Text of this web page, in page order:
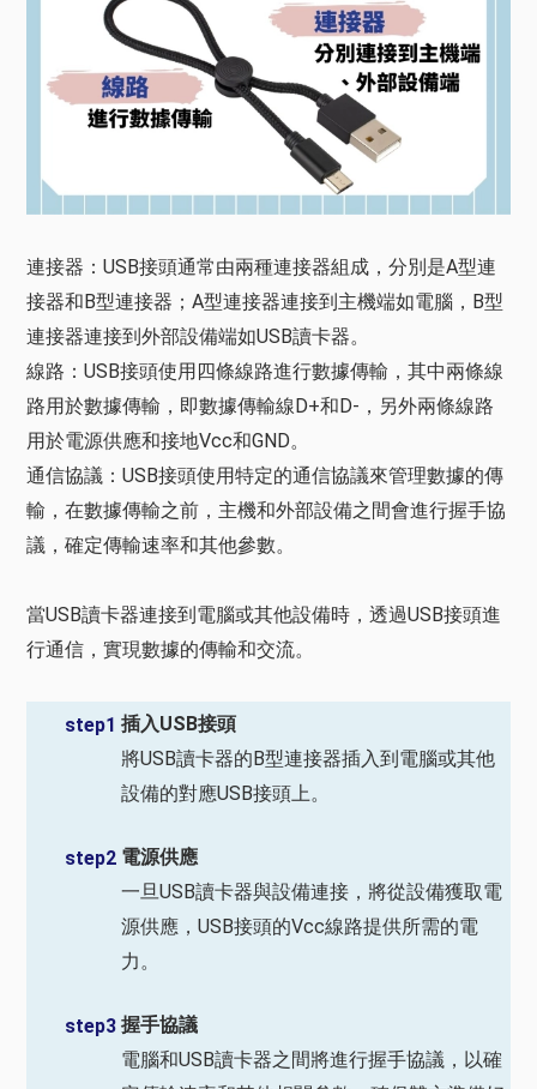
連接器：USB接頭通常由兩種連接器組成，分別是A型連
接器和B型連接器；A型連接器連接到主機端如電腦，B型
連接器連接到外部設備端如USB讀卡器。
線路：USB接頭使用四條線路進行數據傳輸，其中兩條線
路用於數據傳輸，即數據傳輸線D+和D-，另外兩條線路
用於電源供應和接地Vcc和GND。
通信協議：USB接頭使用特定的通信協議來管理數據的傳
輸，在數據傳輸之前，主機和外部設備之間會進行握手協
議，確定傳輸速率和其他參數。
當USB讀卡器連接到電腦或其他設備時，透過USB接頭進
行通信，實現數據的傳輸和交流。
step1 插入USB接頭
將USB讀卡器的B型連接器插入到電腦或其他
設備的對應USB接頭上。
step2 電源供應
一旦USB讀卡器與設備連接，將從設備獲取電
源供應，USB接頭的Vcc線路提供所需的電
力。
step3 握手協議
電腦和USB讀卡器之間將進行握手協議，以確